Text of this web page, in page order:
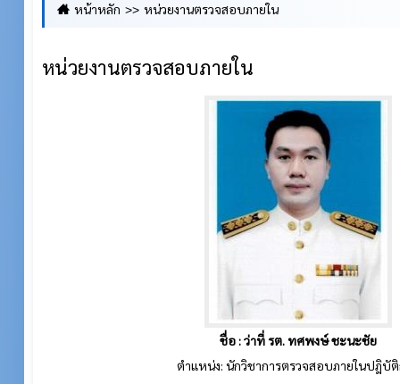
หน้าหลัก หน่วยงานตรวจสอบภายใน
หน่วยงานตรวจสอบภายใน
ชื่อ : ว่าที่ รต. ทศพงษ์ ชะนะชัย
ตำแหน่ง: นักวิชาการตรวจสอบภายในปฎิบั